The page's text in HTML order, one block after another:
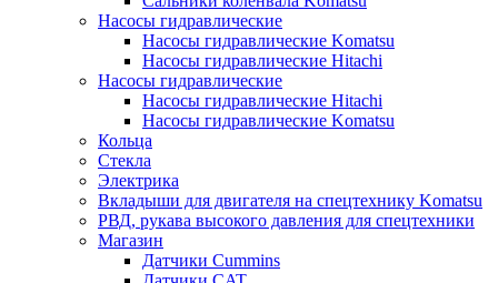
Насосы гидравлические
Насосы гидравлические Komatsu
Насосы гидравлические Hitachi
Насосы гидравлические
Насосы гидравлические Hitachi
Насосы гидравлические Komatsu
Кольца
Стекла
Электрика
Вкладыши для двигателя на спецтехнику Komatsu
РВД, рукава высокого давления для спецтехники
Магазин
Датчики Cummins